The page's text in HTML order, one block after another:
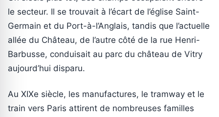
le secteur. Il se trouvait à l’écart de l’église Saint-
Germain et du Port-à-l’Anglais, tandis que l’actuelle
allée du Château, de l’autre côté de la rue Henri-
Barbusse, conduisait au parc du château de Vitry
aujourd’hui disparu.
Au XIXe siècle, les manufactures, le tramway et le
train vers Paris attirent de nombreuses familles